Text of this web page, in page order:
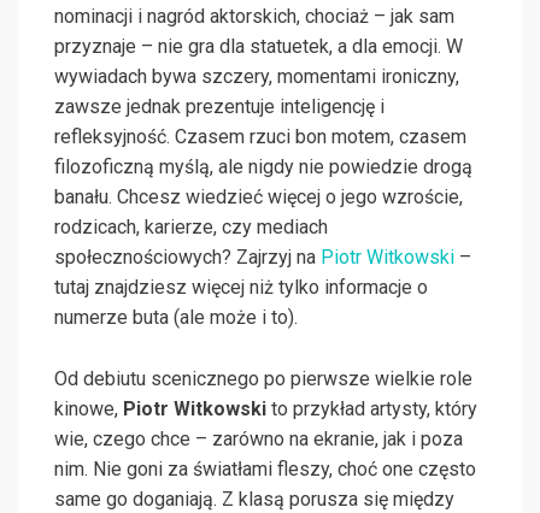
nominacji i nagród aktorskich, chociaż – jak sam
przyznaje – nie gra dla statuetek, a dla emocji. W
wywiadach bywa szczery, momentami ironiczny,
zawsze jednak prezentuje inteligencję i
refleksyjność. Czasem rzuci bon motem, czasem
filozoficzną myślą, ale nigdy nie powiedzie drogą
banału. Chcesz wiedzieć więcej o jego wzroście,
rodzicach, karierze, czy mediach
społecznościowych? Zajrzyj na Piotr Witkowski –
tutaj znajdziesz więcej niż tylko informacje o
numerze buta (ale może i to).
Od debiutu scenicznego po pierwsze wielkie role
kinowe, Piotr Witkowski to przykład artysty, który
wie, czego chce – zarówno na ekranie, jak i poza
nim. Nie goni za światłami fleszy, choć one często
same go doganiają. Z klasą porusza się między